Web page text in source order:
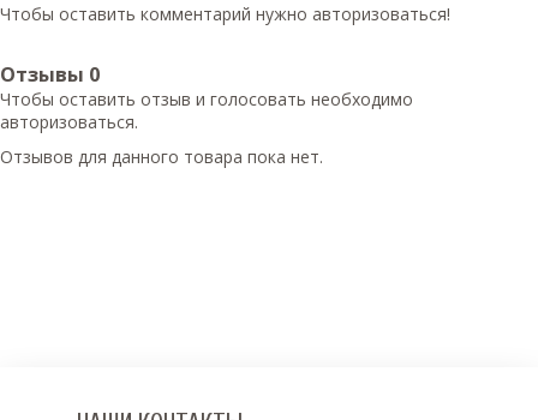
Чтобы оставить комментарий нужно авторизоваться!
Отзывы 0
Чтобы оcтавить отзыв и голосовать необходимо
авторизоваться.
Отзывов для данного товара пока нет.